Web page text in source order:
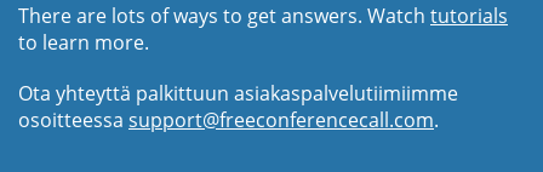
There are lots of ways to get answers. Watch tutorials
to learn more.
Ota yhteyttä palkittuun asiakaspalvelutiimiimme
osoitteessa support@freeconferencecall.com.